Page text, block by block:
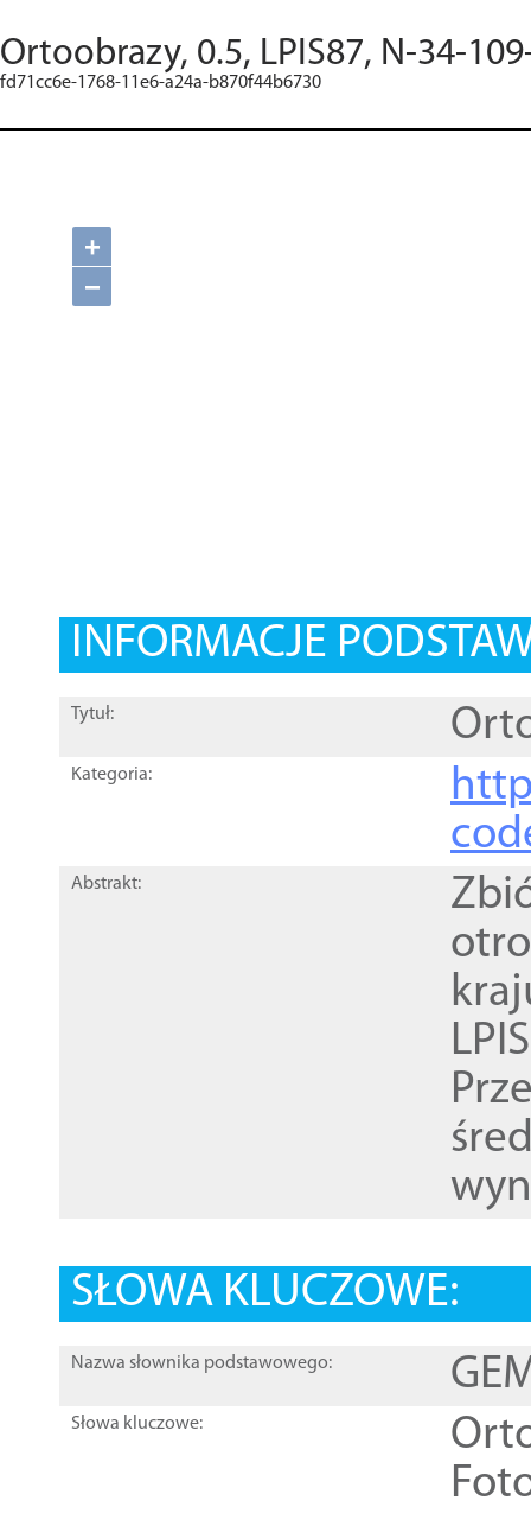
Ortoobrazy, 0.5, LPIS87, N-34-
fd71cc6e-1768-11e6-a24a-b870f44b6730
+
−
INFORMACJE
Tytuł:
Kategoria:
Abstrakt:
SŁOWA KLUCZOWE:
Nazwa słownika podstawowego:
Słowa kluczowe: